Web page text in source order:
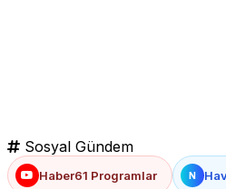
Sosyal Gündem
Haber61 Programlar N